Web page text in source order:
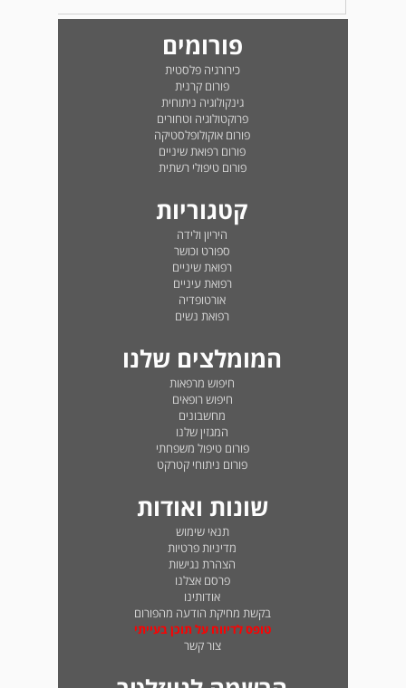
פורומים
כירורגיה פלסטית
פורום קרנית
גינקולוגיה ניתוחית
פרוקטולוגיה וטחורים
פורום אוקולופלסטיקה
פורום רפואת שיניים
פורום טיפולי רשתית
קטגוריות
היריון ולידה
ספורט וכושר
רפואת שיניים
רפואת עיניים
אורטופדיה
רפואת נשים
המומלצים שלנו
חיפוש מרפאות
חיפוש רופאים
מחשבונים
המגזין שלנו
פורום טיפול משפחתי
פורום ניתוחי קטרקט
שונות ואודות
תנאי שימוש
מדיניות פרטיות
הצהרת נגישות
פרסם אצלנו
אודותינו
בקשת מחיקת הודעה מהפורום
טופס לדיווח על תוכן בעייתי
צור קשר